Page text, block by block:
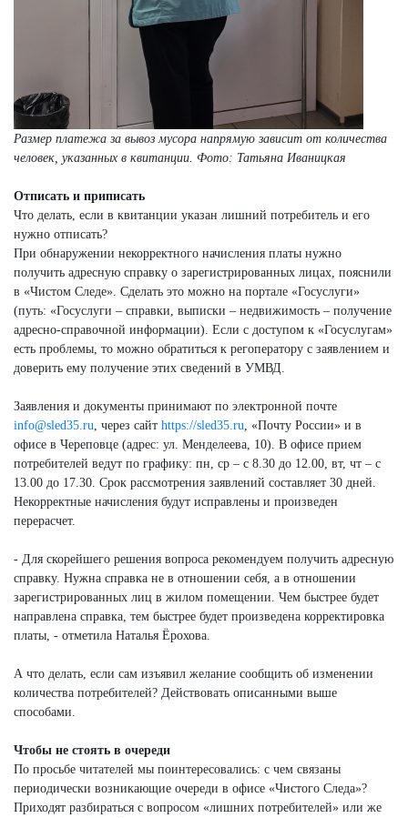
Размер платежа за вывоз мусора напрямую зависит от количества
человек, указанных в квитанции. Фото: Татьяна Иваницкая
Отписать и приписать
Что делать, если в квитанции указан лишний потребитель и его
нужно отписать?
При обнаружении некорректного начисления платы нужно
получить адресную справку о зарегистрированных лицах, пояснили
в «Чистом Следе». Сделать это можно на портале «Госуслуги»
(путь: «Госуслуги – справки, выписки – недвижимость – получение
адресно-справочной информации). Если с доступом к «Госуслугам»
есть проблемы, то можно обратиться к регоператору с заявлением и
доверить ему получение этих сведений в УМВД.
Заявления и документы принимают по электронной почте
info@sled35.ru , через сайт https://sled35.ru , «Почту России» и в
офисе в Череповце (адрес: ул. Менделеева, 10). В офисе прием
потребителей ведут по графику: пн, ср – с 8.30 до 12.00, вт, чт – с
13.00 до 17.30. Срок рассмотрения заявлений составляет 30 дней.
Некорректные начисления будут исправлены и произведен
перерасчет.
- Для скорейшего решения вопроса рекомендуем получить адресную
справку. Нужна справка не в отношении себя, а в отношении
зарегистрированных лиц в жилом помещении. Чем быстрее будет
направлена справка, тем быстрее будет произведена корректировка
платы, - отметила Наталья Ёрохова.
А что делать, если сам изъявил желание сообщить об изменении
количества потребителей? Действовать описанными выше
способами.
Чтобы не стоять в очереди
По просьбе читателей мы поинтересовались: с чем связаны
периодически возникающие очереди в офисе «Чистого Следа»?
Приходят разбираться с вопросом «лишних потребителей» или же